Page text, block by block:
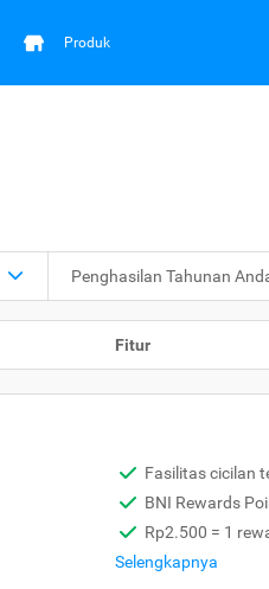
Produk
Penghasilan Tahunan
Fitur
Fasilitas cicilan
BNI Rewards
Rp2.500 = 1
Selengkapnya